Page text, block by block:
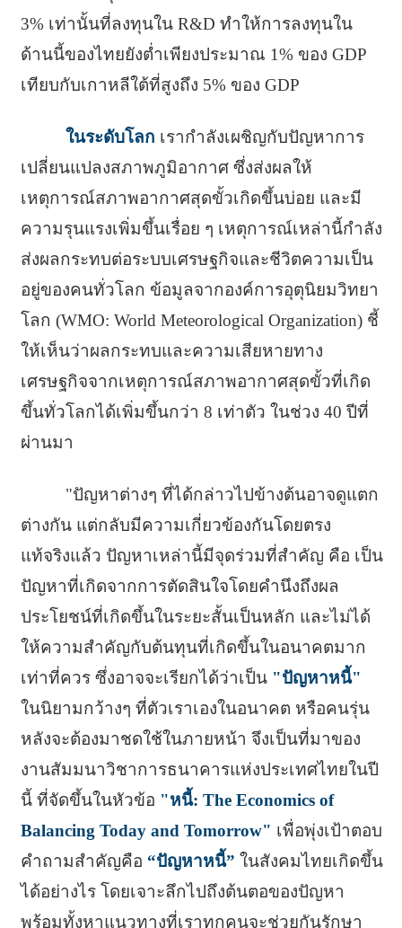
3% เท่านั้นที่ลงทุนใน R&D ทำให้การลงทุนใน
ด้านนี้ของไทยยังต่ำเพียงประมาณ 1% ของ GDP
เทียบกับเกาหลีใต้ที่สูงถึง 5% ของ GDP
ในระดับโลก เรากำลังเผชิญกับปัญหาการ
เปลี่ยนแปลงสภาพภูมิอากาศ ซึ่งส่งผลให้
เหตุการณ์สภาพอากาศสุดขั้วเกิดขึ้นบ่อย และมี
ความรุนแรงเพิ่มขึ้นเรื่อย ๆ เหตุการณ์เหล่านี้กำลัง
ส่งผลกระทบต่อระบบเศรษฐกิจและชีวิตความเป็น
อยู่ของคนทั่วโลก ข้อมูลจากองค์การอุตุนิยมวิทยา
โลก (WMO: World Meteorological Organization) ชี้
ให้เห็นว่าผลกระทบและความเสียหายทาง
เศรษฐกิจจากเหตุการณ์สภาพอากาศสุดขั้วที่เกิด
ขึ้นทั่วโลกได้เพิ่มขึ้นกว่า 8 เท่าตัว ในช่วง 40 ปีที่
ผ่านมา
"ปัญหาต่างๆ ที่ได้กล่าวไปข้างต้นอาจดูแตก
ต่างกัน แต่กลับมีความเกี่ยวข้องกันโดยตรง
แท้จริงแล้ว ปัญหาเหล่านี้มีจุดร่วมที่สำคัญ คือ เป็น
ปัญหาที่เกิดจากการตัดสินใจโดยคำนึงถึงผล
ประโยชน์ที่เกิดขึ้นในระยะสั้นเป็นหลัก และไม่ได้
ให้ความสำคัญกับต้นทุนที่เกิดขึ้นในอนาคตมาก
เท่าที่ควร ซึ่งอาจจะเรียกได้ว่าเป็น "ปัญหาหนี้"
ในนิยามกว้างๆ ที่ตัวเราเองในอนาคต หรือคนรุ่น
หลังจะต้องมาชดใช้ในภายหน้า จึงเป็นที่มาของ
งานสัมมนาวิชาการธนาคารแห่งประเทศไทยในปี
นี้ ที่จัดขึ้นในหัวข้อ "หนี้: The Economics of
Balancing Today and Tomorrow" เพื่อพุ่งเป้าตอบ
คำถามสำคัญคือ “ปัญหาหนี้” ในสังคมไทยเกิดขึ้น
ได้อย่างไร โดยเจาะลึกไปถึงต้นตอของปัญหา
พร้อมทั้งหาแนวทางที่เราทุกคนจะช่วยกันรักษา